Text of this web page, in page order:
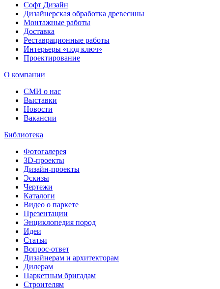
Софт Дизайн
Дизайнерская обработка древесины
Монтажные работы
Доставка
Реставрационные работы
Интерьеры «под ключ»
Проектирование
О компании
СМИ о нас
Выставки
Новости
Вакансии
Библиотека
Фотогалерея
3D-проекты
Дизайн-проекты
Эскизы
Чертежи
Каталоги
Видео о паркете
Презентации
Энциклопедия пород
Идеи
Статьи
Вопрос-ответ
Дизайнерам и архитекторам
Дилерам
Паркетным бригадам
Строителям